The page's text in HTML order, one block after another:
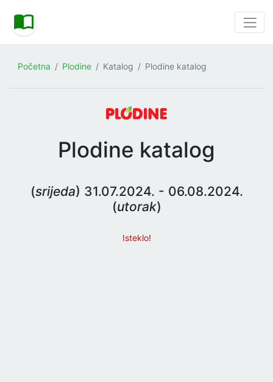
Početna Plodine Katalog Plodine katalog
Plodine katalog
(srijeda) 31.07.2024. - 06.08.2024.
(utorak)
Isteklo!